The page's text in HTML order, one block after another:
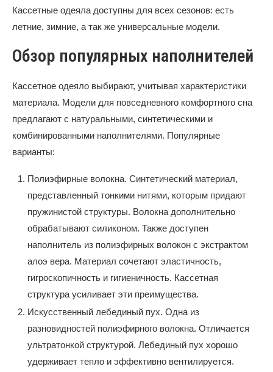
Кассетные одеяла доступны для всех сезонов: есть
летние, зимние, а так же универсальные модели.
Обзор популярных наполнителей
Кассетное одеяло выбирают, учитывая характеристики
материала. Модели для повседневного комфортного сна
предлагают с натуральными, синтетическими и
комбинированными наполнителями. Популярные
варианты:
Полиэфирные волокна. Синтетический материал,
представленный тонкими нитями, которым придают
пружинистой структуры. Волокна дополнительно
обрабатывают силиконом. Также доступен
наполнитель из полиэфирных волокон с экстрактом
алоэ вера. Материал сочетают эластичность,
гигроскопичность и гигиеничность. Кассетная
структура усиливает эти преимущества.
Искусственный лебединый пух. Одна из
разновидностей полиэфирного волокна. Отличается
ультратонкой структурой. Лебединый пух хорошо
удерживает тепло и эффективно вентилируется.